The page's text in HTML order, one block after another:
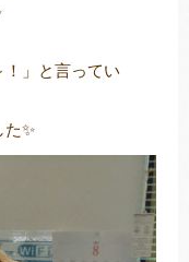
」と言ってい
✨